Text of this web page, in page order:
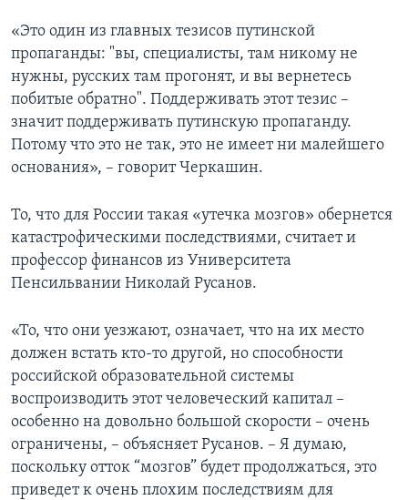
«Это один из главных тезисов путинской
пропаганды: "вы, специалисты, там никому не
нужны, русских там прогонят, и вы вернетесь
побитые обратно". Поддерживать этот тезис –
значит поддерживать путинскую пропаганду.
Потому что это не так, это не имеет ни малейшего
основания», – говорит Черкашин.
То, что для России такая «утечка мозгов» обернется
катастрофическими последствиями, считает и
профессор финансов из Университета
Пенсильвании Николай Русанов.
«То, что они уезжают, означает, что на их место
должен встать кто-то другой, но способности
российской образовательной системы
воспроизводить этот человеческий капитал –
особенно на довольно большой скорости – очень
ограничены, – объясняет Русанов. – Я думаю,
поскольку отток “мозгов” будет продолжаться, это
приведет к очень плохим последствиям для